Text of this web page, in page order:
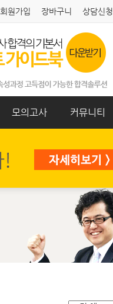
회원가입 장바구니 상담신청
모의고사 커뮤니티